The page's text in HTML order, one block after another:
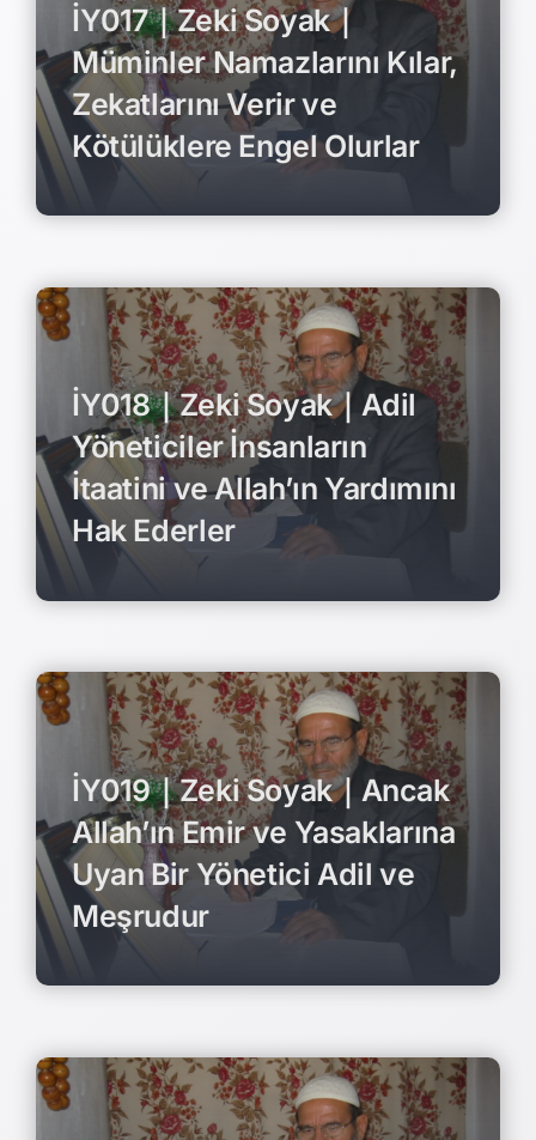
İY017｜Zeki Soyak｜
Müminler Namazlarını Kılar,
Zekatlarını Verir ve
Kötülüklere Engel Olurlar
İY018｜Zeki Soyak｜Adil
Yöneticiler İnsanların
İtaatini ve Allah’ın Yardımını
Hak Ederler
İY019｜Zeki Soyak｜Ancak
Allah’ın Emir ve Yasaklarına
Uyan Bir Yönetici Adil ve
Meşrudur